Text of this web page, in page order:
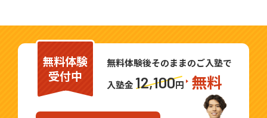
一度体験にお越しください。お待ちしてお
ります。
ご興味をお持ちいただけましたら、是非一
度自立学習RED 戸塚教室までお気軽にお問
合わせください。
無料体験
受付中
無料体験後そのままのご入塾で
入塾金 12,100円 無料